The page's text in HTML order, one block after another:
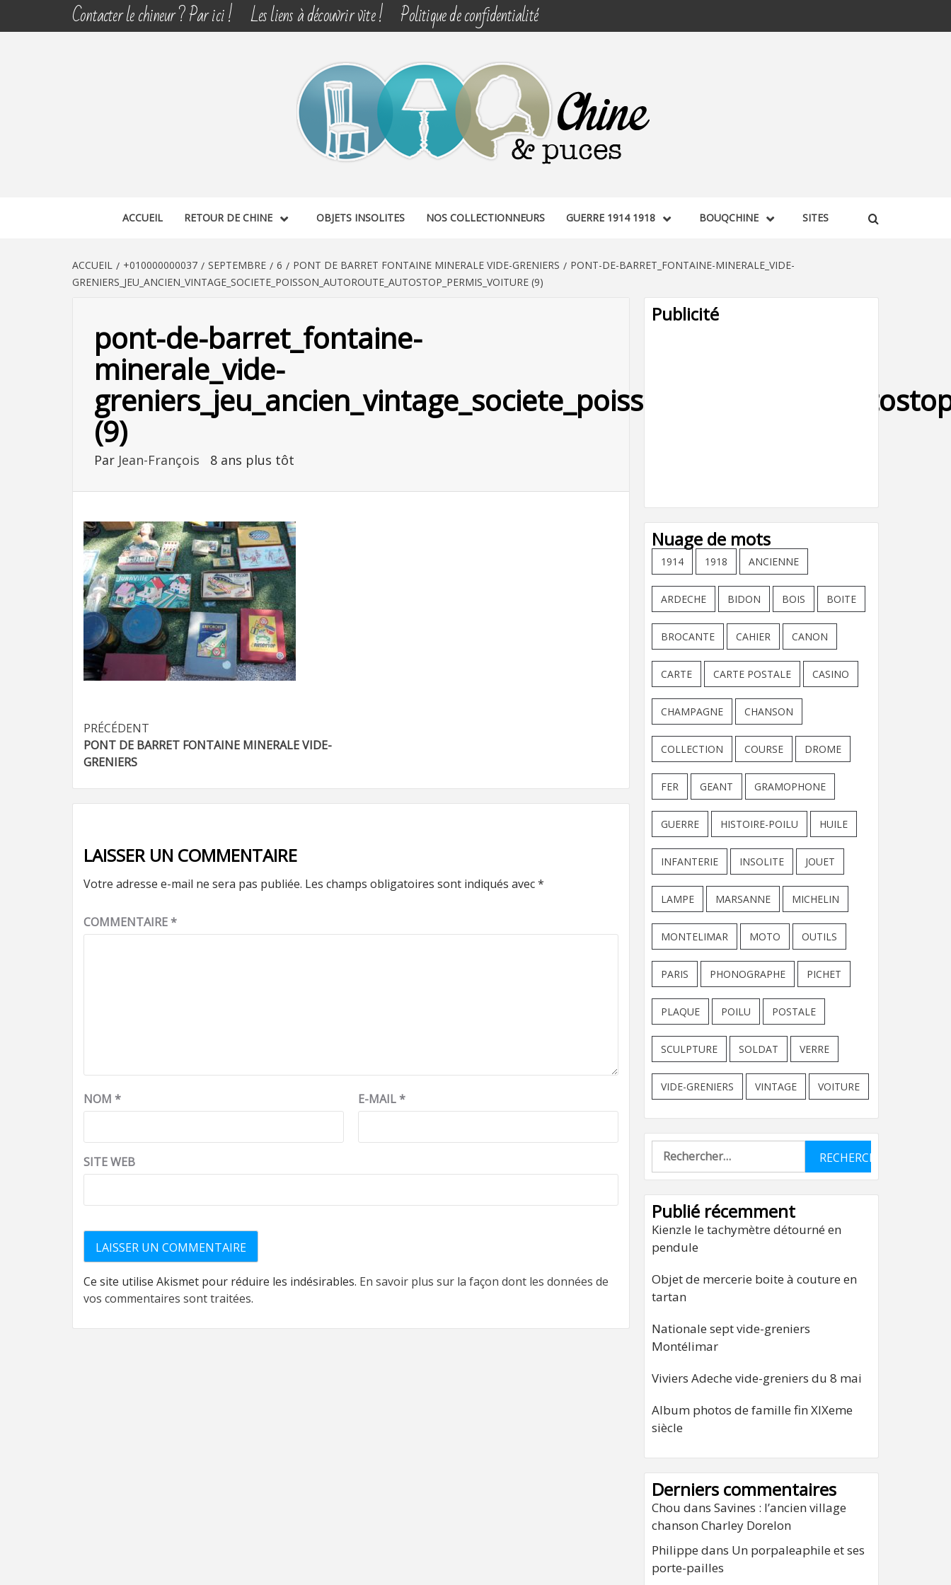
Contacter le chineur ? Par ici ! Les liens à découvrir vite ! Politique de confidentialité
CHINE & PUCES
ACCUEIL RETOUR DE CHINE OBJETS INSOLITES NOS COLLECTIONNEURS GUERRE 1914 1918 BOUQCHINE SITES
ACCUEIL +010000000037 SEPTEMBRE 6 PONT DE BARRET FONTAINE MINERALE VIDE-GRENIERS
PONT-DE-BARRET_FONTAINE-MINERALE_VIDE-
GRENIERS_JEU_ANCIEN_VINTAGE_SOCIETE_POISSON_AUTOROUTE_AUTOSTOP_PERMIS_VOITURE (9)
pont-de-barret_fontaine-
minerale_vide-
(9)
Par Jean-François 8 ans plus tôt
Navigation
d’article
PRÉCÉDENT
PONT DE BARRET FONTAINE MINERALE VIDE-
GRENIERS
LAISSER UN COMMENTAIRE
Votre adresse e-mail ne sera pas publiée. Les champs obligatoires sont indiqués avec*
COMMENTAIRE*
NOM * E-MAIL*
SITE WEB
Ce site utilise Akismet pour réduire les indésirables. En savoir plus sur la façon dont les données de
vos commentaires sont traitées.
Publicité
Nuage de mots
1914 1918 ANCIENNE
ARDECHE BIDON BOIS BOITE
BROCANTE CAHIER CANON
CARTE CARTE POSTALE CASINO
CHAMPAGNE CHANSON
COLLECTION COURSE DROME
FER GEANT GRAMOPHONE
GUERRE HISTOIRE-POILU HUILE
INFANTERIE INSOLITE JOUET
LAMPE MARSANNE MICHELIN
MONTELIMAR MOTO OUTILS
PARIS PHONOGRAPHE PICHET
PLAQUE POILU POSTALE
SCULPTURE SOLDAT VERRE
VIDE-GRENIERS VINTAGE VOITURE
Rechercher :
Publié récemment
Kienzle le tachymètre détourné en
pendule
Objet de mercerie boite à couture en
tartan
Nationale sept vide-greniers
Montélimar
Viviers Adeche vide-greniers du 8 mai
Album photos de famille fin XIXeme
siècle
Derniers commentaires
Chou dans Savines : l’ancien village
chanson Charley Dorelon
Philippe dans Un porpaleaphile et ses
porte-pailles